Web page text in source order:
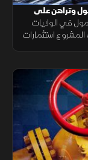
وتراهن على
في الولايات
المشروع استثمارات